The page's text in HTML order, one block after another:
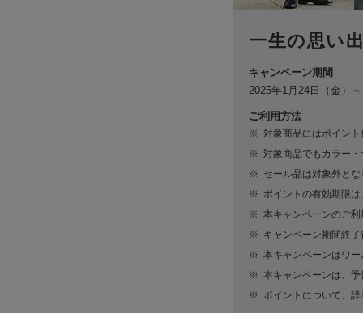
一生の思い
キャンペーン期間
2025年1月24日（金）
ご利用方法
対象商品にはポイン
対象商品でもカラー
セール品は対象外と
ポイントの有効期限
本キャンペーンのご
キャンペーン期間終
本キャンペーンはワ
本キャンペーンは、
ポイントについて、詳